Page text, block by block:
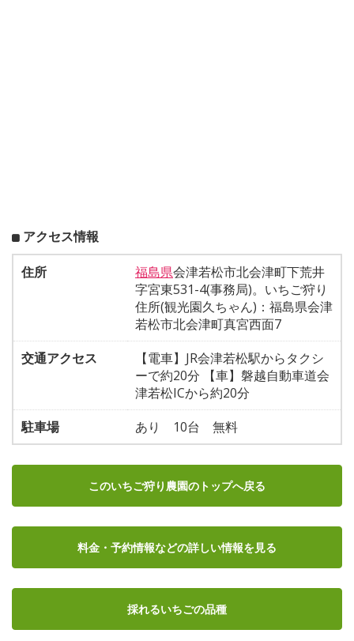
アクセス情報
住所 福島県会津若松市北会津町下荒井
字宮東531-4(事務局)。いちご狩り
住所(観光園久ちゃん)：福島県会津
若松市北会津町真宮西面7
交通アクセス
【電車】JR会津若松駅からタクシ
ーで約20分 【車】磐越自動車道会
津若松ICから約20分
駐車場
あり 10台 無料
このいちご狩り農園のトップへ戻る
料金・予約情報などの詳しい情報を見る
採れるいちごの品種